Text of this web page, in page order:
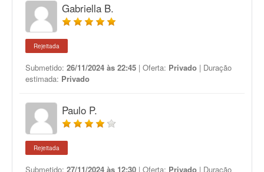
Gabriella B.
Rejeitada
Submetido: 26/11/2024 às 22:45 | Oferta: Privado | Duração
estimada: Privado
Paulo P.
Rejeitada
Submetido: 27/11/2024 às 12:30 | Oferta: Privado | Duração